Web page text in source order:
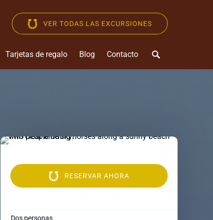
Tarjetas de regalo Blog Contacto
Selecciona
idioma
VER TODAS LAS EXCURSIONES
RESERVAR AHORA
Dos personas